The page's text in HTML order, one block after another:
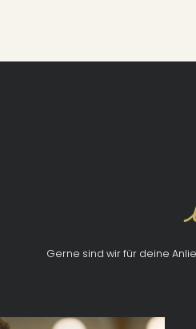
Gerne sind wir für deine